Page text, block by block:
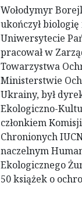
Wołodymyr
ukończył
Uniwersytecie
pracował w
Towarzystwa
Ministerstwie
Ukrainy, był
Ekologiczno-
członkiem
Chronionych
naczelnym
Ekologicznego
50 książek o